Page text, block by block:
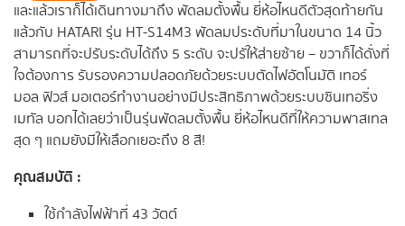
และแล้วเราก็ได้เดินทางมาถึง พัดลมตั้งพื้น ยี่ห้อไหนดีตัวสุดท้ายกัน
แล้วกับ HATARI รุ่น HT-S14M3 พัดลมประดับที่มาในขนาด 14 นิ้ว
สามารถที่จะปรับระดับได้ถึง 5 ระดับ จะปรัให้ส่ายซ้าย – ขวาก็ได้ดั่งที่
ใจต้องการ รับรองความปลอดภัยด้วยระบบตัดไฟอัตโนมัติ เทอร์
มอล ฟิวส์ มอเตอร์ทำงานอย่างมีประสิทธิภาพด้วยระบบซินเทอริ่ง
เมทัล บอกได้เลยว่าเป็นรุ่นพัดลมตั้งพื้น ยี่ห้อไหนดีที่ให้ความพาสเทล
สุด ๆ แถมยังมีให้เลือกเยอะถึง 8 สี!
คุณสมบัติ :
ใช้กำลังไฟฟ้าที่ 43 วัตต์